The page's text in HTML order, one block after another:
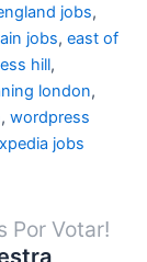
jobs,
jobs, east of
hill,
london,
, wordpress
jobs
Por Votar!